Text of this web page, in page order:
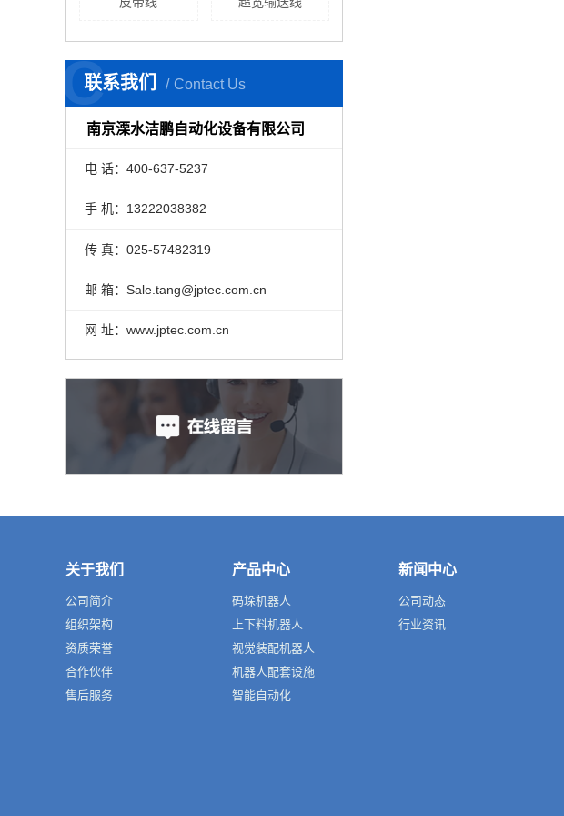
联系我们 Contact Us
C
南京溧水洁鹏自动化设备有限公司
电 话：400-637-5237
手 机：13222038382
传 真：025-57482319
邮 箱：Sale.tang@jptec.com.cn
网 址：www.jptec.com.cn
关于我们
公司简介
组织架构
资质荣誉
合作伙伴
售后服务
产品中心
码垛机器人
上下料机器人
视觉装配机器人
机器人配套设施
智能自动化
新闻中心
公司动态
行业资讯